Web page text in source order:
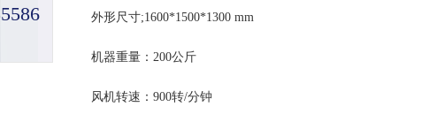
外形尺寸;1600*1500*1300 mm
机器重量：200公斤
风机转速：900转/分钟